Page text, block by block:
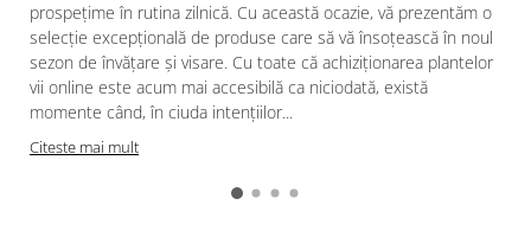
prospețime în rutina zilnică. Cu această ocazie, vă prezentăm o
selecție excepțională de produse care să vă însoțească în noul
sezon de învățare și visare. Cu toate că achiziționarea plantelor
vii online este acum mai accesibilă ca niciodată, există
momente când, în ciuda intențiilor...
Citeste mai mult